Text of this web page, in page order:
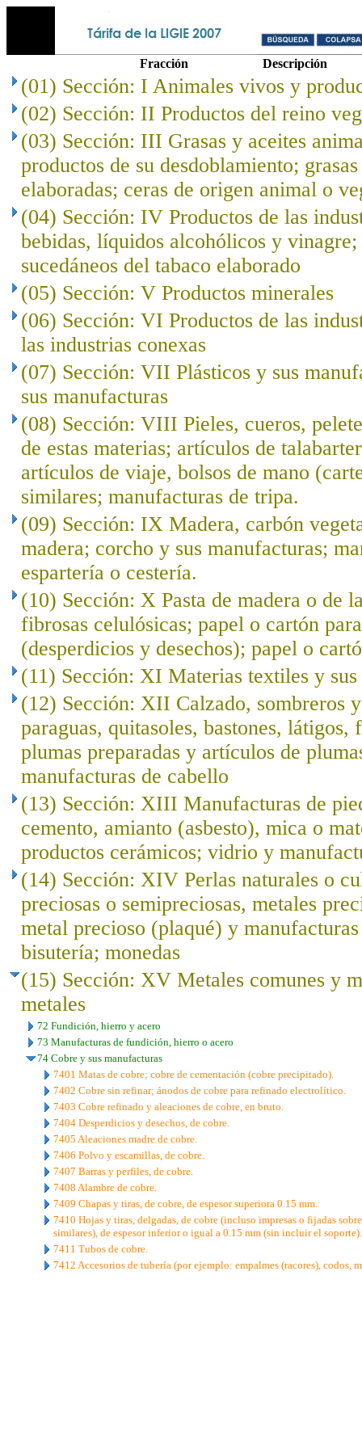
Fracción Descripción
(01) Sección: I Animales vivos y
(02) Sección: II Productos del reino
(03) Sección: III Grasas y aceites
productos de su desdoblamiento;
elaboradas; ceras de origen animal o
(04) Sección: IV Productos de las
bebidas, líquidos alcohólicos y vinagre;
sucedáneos del tabaco elaborado
(05) Sección: V Productos minerales
(06) Sección: VI Productos de las
las industrias conexas
(07) Sección: VII Plásticos y sus
sus manufacturas
(08) Sección: VIII Pieles, cueros,
de estas materias; artículos de
artículos de viaje, bolsos de mano
similares; manufacturas de tripa.
(09) Sección: IX Madera, carbón
madera; corcho y sus manufacturas;
espartería o cestería.
(10) Sección: X Pasta de madera o de
fibrosas celulósicas; papel o cartón
(desperdicios y desechos); papel o
(11) Sección: XI Materias textiles y sus
(12) Sección: XII Calzado, sombreros
paraguas, quitasoles, bastones, látigos,
plumas preparadas y artículos de
manufacturas de cabello
(13) Sección: XIII Manufacturas de
cemento, amianto (asbesto), mica o
productos cerámicos; vidrio y
(14) Sección: XIV Perlas naturales o
preciosas o semipreciosas, metales
metal precioso (plaqué) y
bisutería; monedas
(15) Sección: XV Metales comunes y
metales
72 Fundición, hierro y acero
73 Manufacturas de fundición, hierro o acero
74 Cobre y sus manufacturas
7401 Matas de cobre; cobre de cementación (cobre precipitado).
7402 Cobre sin refinar; ánodos de cobre para refinado electrolítico.
7403 Cobre refinado y aleaciones de cobre, en bruto.
7404 Desperdicios y desechos, de cobre.
7405 Aleaciones madre de cobre.
7406 Polvo y escamillas, de cobre.
7407 Barras y perfiles, de cobre.
7408 Alambre de cobre.
7409 Chapas y tiras, de cobre, de espesor superiora 0.15 mm.
7410 Hojas y tiras, delgadas, de cobre (incluso impresas o fijadas
similares), de espesor inferior o igual a 0.15 mm (sin incluir el soporte).
7411 Tubos de cobre.
7412 Accesorios de tubería (por ejemplo: empalmes (racores), codos,